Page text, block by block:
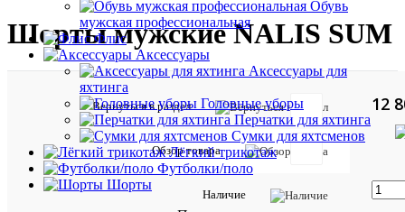
Обувь
мужская профессиональная
Флис
Аксессуары
Аксессуары для
яхтинга
Головные уборы
Перчатки для яхтинга
Сумки для яхтсменов
Лёгкий трикотаж
Футболки/поло
Шорты
Шорты мужские NALIS SUM
Вернуться в раздел
Обзор товара
Наличие
12